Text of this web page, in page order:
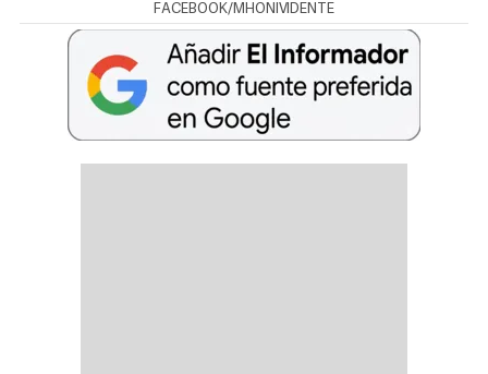
FACEBOOK/MHONIVIDENTE